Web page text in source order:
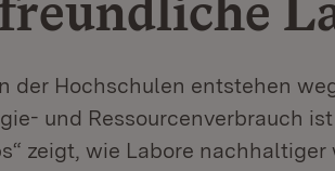
der Hochschulen entstehen
und Ressourcenverbrauch
zeigt, wie Labore